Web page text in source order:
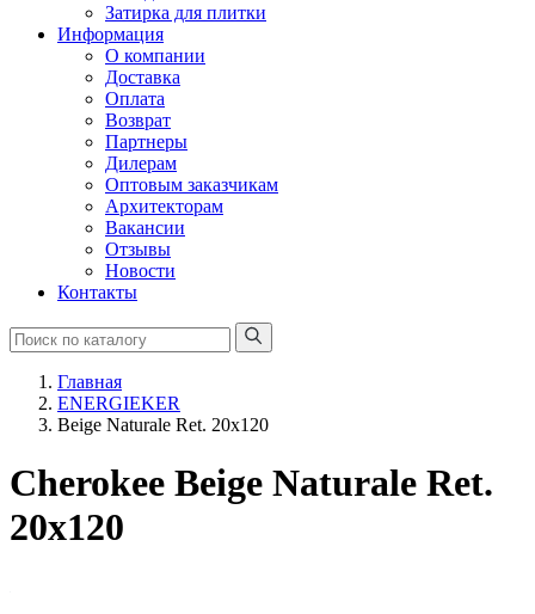
Затирка для плитки
Информация
О компании
Доставка
Оплата
Возврат
Партнеры
Дилерам
Оптовым заказчикам
Архитекторам
Вакансии
Отзывы
Новости
Контакты
Главная
ENERGIEKER
Beige Naturale Ret. 20x120
Cherokee Beige Naturale Ret.
20x120